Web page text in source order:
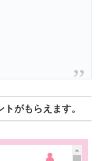
がもらえます。